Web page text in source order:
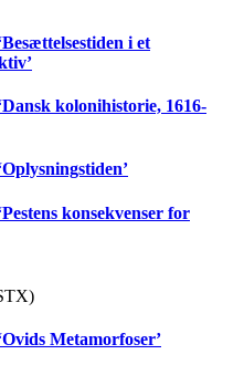
i et
kolonihistorie, 1616-
konsekvenser for
Metamorfoser’